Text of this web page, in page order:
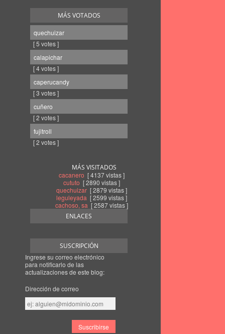
MÁS VOTADOS
quechuizar
[ 5 votes ]
calapichar
[ 4 votes ]
caperucandy
[ 3 votes ]
cuñero
[ 2 votes ]
fujitroll
[ 2 votes ]
MÁS VISITADOS
cacanero [ 4137 vistas ]
cututo [ 2890 vistas ]
quechuizar [ 2879 vistas ]
leguleyada [ 2599 vistas ]
cachoso, sa [ 2587 vistas ]
ENLACES
SUSCRIPCIÓN
Ingrese su correo electrónico
para notificarlo de las
actualizaciones de este blog:
Dirección de correo
Dirección
de